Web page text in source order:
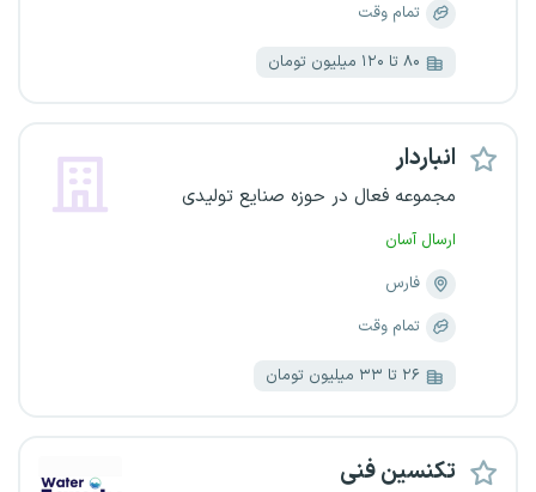
تمام وقت
۸۰ تا ۱۲۰ میلیون تومان
انباردار
مجموعه فعال در حوزه صنایع تولیدی
ارسال آسان
فارس
تمام وقت
۲۶ تا ۳۳ میلیون تومان
تکنسین فنی